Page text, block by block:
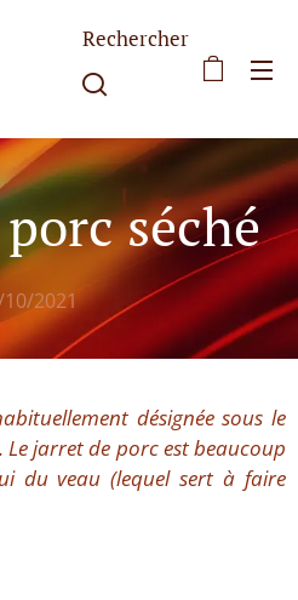
Rechercher
séché
10/2021
désignée sous le
Le jarret de porc est beaucoup
du veau (lequel sert à faire